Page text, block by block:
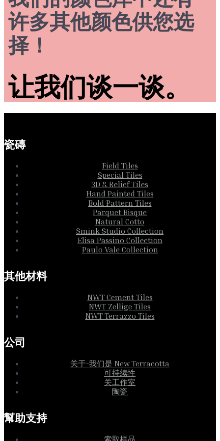
许多其他颜色供您选
择！
让我们谈一谈。
瓷磚
Field Tiles
Special Tiles
3D & Relief Tiles
Hand Painted Tiles
Bold Pattern Tiles
Parquet Bisque
Natural Cotto
Smink Studio Collection
Elisa Passino Collection
Paulo Vale Collection
其他材料
NWT Cement Tiles
NWT Zellige Tiles
NWT Terrazzo Tiles
公司
关于-我们是 New Terracotta
可持续性
关工作室
陶瓷
幫助支持